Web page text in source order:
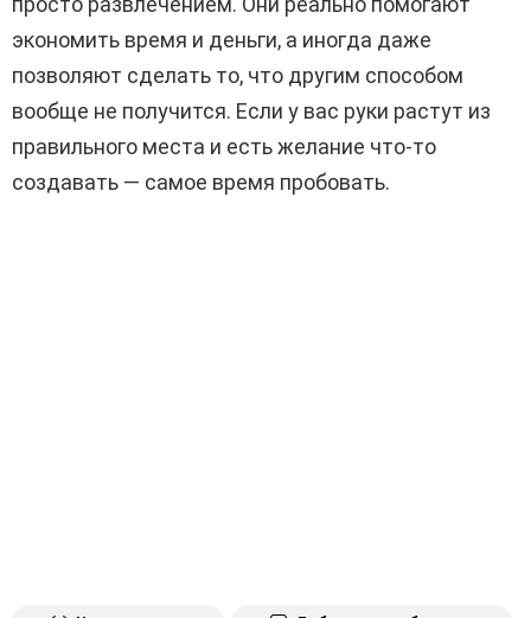
экономить время и деньги, а иногда даже
позволяют сделать то, что другим способом
вообще не получится. Если у вас руки растут из
правильного места и есть желание что-то
создавать — самое время пробовать.